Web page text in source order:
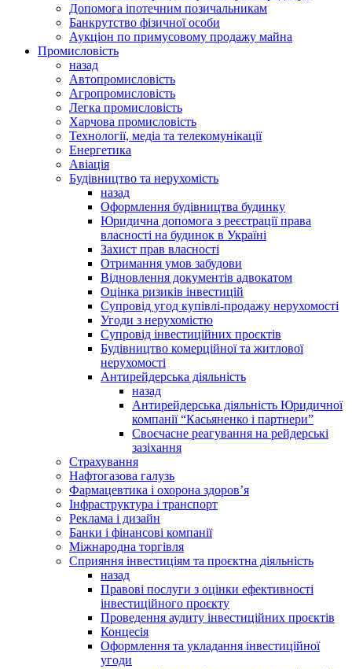
Допомога іпотечним позичальникам
Банкрутство фізичної особи
Аукціон по примусовому продажу майна
Промисловість
назад
Автопромисловість
Агропромисловість
Легка промисловість
Харчова промисловість
Технології, медіа та телекомунікації
Енергетика
Авіація
Будівництво та нерухомість
назад
Оформлення будівництва будинку
Юридична допомога з реєстрації права
власності на будинок в Україні
Захист прав власності
Отримання умов забудови
Відновлення документів адвокатом
Оцінка ризиків інвестицій
Супровід угод купівлі-продажу нерухомості
Угоди з нерухомістю
Супровід інвестиційних проєктів
Будівництво комерційної та житлової
нерухомості
Антирейдерська діяльність
назад
Антирейдерська діяльність Юридичної
компанії “Касьяненко і партнери”
Своєчасне реагування на рейдерські
зазіхання
Страхування
Нафтогазова галузь
Фармацевтика і охорона здоров’я
Інфраструктура і транспорт
Реклама і дизайн
Банки і фінансові компанії
Міжнародна торгівля
Сприяння інвестиціям та проєктна діяльність
назад
Правові послуги з оцінки ефективності
інвестиційного проєкту
Проведення аудиту інвестиційних проєктів
Концесія
Оформлення та укладання інвестиційної
угоди